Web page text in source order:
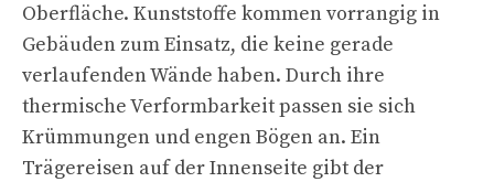
Oberfläche. Kunststoffe kommen vorrangig in
Gebäuden zum Einsatz, die keine gerade
verlaufenden Wände haben. Durch ihre
thermische Verformbarkeit passen sie sich
Krümmungen und engen Bögen an. Ein
Trägereisen auf der Innenseite gibt der